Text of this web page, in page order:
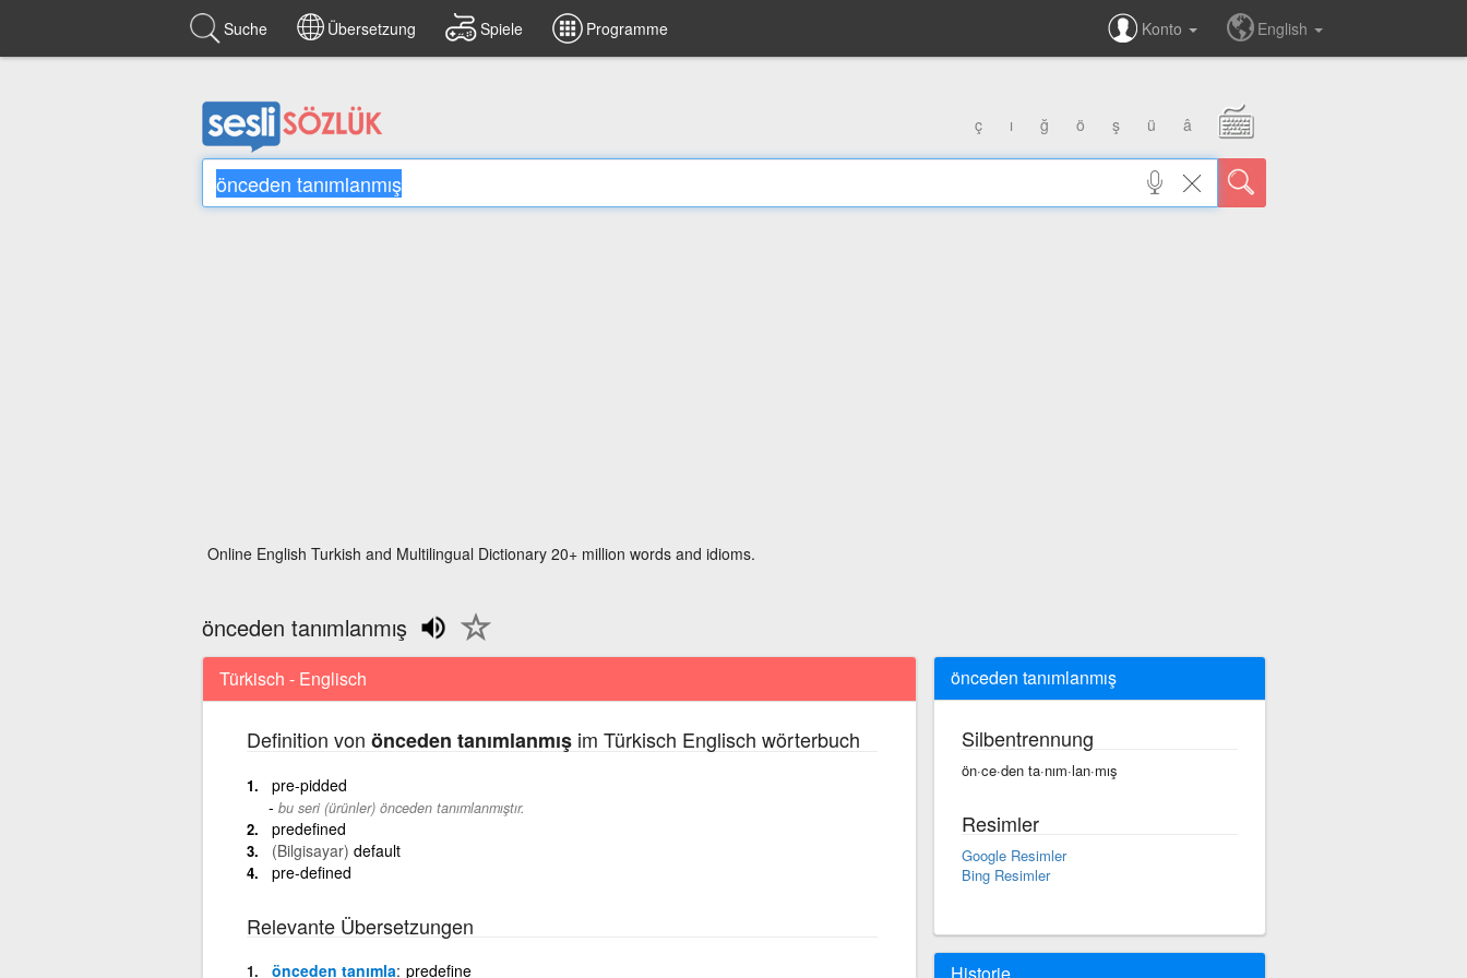
Suche Übersetzung Spiele Programme Konto English
ç ı ğ ö ş ü â
Online English Turkish and Multilingual Dictionary 20+ million words and idioms.
önceden tanımlanmış
Türkisch - Englisch
Definition von önceden tanımlanmışim Türkisch Englisch wörterbuch
pre-pidded
bu seri (ürünler) önceden tanımlanmıştır.
predefined
(Bilgisayar) default
pre-defined
Relevante Übersetzungen
önceden tanımla predefine
önceden tanımlanmış
Silbentrennung
ön·ce·den ta·nım·lan·mış
Resimler
Google Resimler
Bing Resimler
Historie